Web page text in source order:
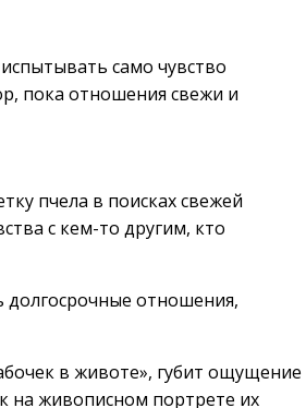
само чувство
пока отношения свежи и
пчела в поисках свежей
с кем-то другим, кто
отношения,
в животе», губит ощущение
на живописном портрете их